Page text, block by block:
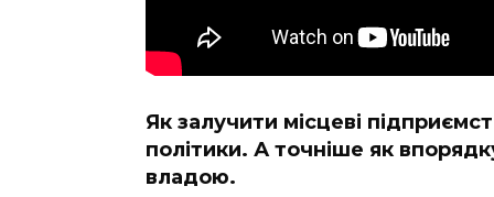
Як залучити місцеві
політики. А точніше як
владою.